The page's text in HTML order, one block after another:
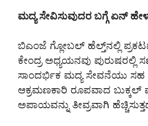
ಮದ್ಯ ಸೇವಿಸುವುದರ ಬಗ್ಗೆ ಏನ್
ಬಿಎಂಜೆ ಗ್ಲೋಬಲ್ ಹೆಲ್ತ್‌ನಲ್ಲಿ
ಕೇಂದ್ರ ಅಧ್ಯಯನವು ಪುರುಷರಲ್ಲಿ
ಸಾಂದರ್ಭಿಕ ಮದ್ಯ ಸೇವನೆಯು
ಆಕ್ರಮಣಕಾರಿ ರೂಪವಾದ ಬುಕ್ಕಲ್
ಅಪಾಯವನ್ನು ತೀವ್ರವಾಗಿ